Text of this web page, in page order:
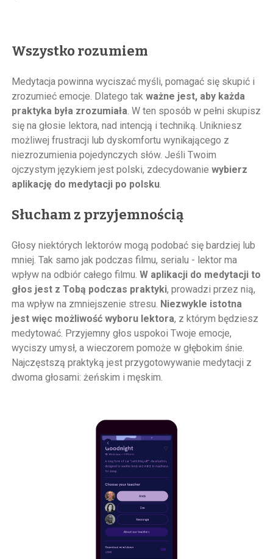
Wszystko rozumiem
Medytacja powinna wyciszać myśli, pomagać się skupić i
zrozumieć emocje. Dlatego tak ważne jest, aby każda
praktyka była zrozumiała. W ten sposób w pełni skupisz
się na głosie lektora, nad intencją i techniką. Unikniesz
możliwej frustracji lub dyskomfortu wynikającego z
niezrozumienia pojedynczych słów. Jeśli Twoim
ojczystym językiem jest polski, zdecydowanie wybierz
aplikację do medytacji po polsku.
Słucham z przyjemnością
Głosy niektórych lektorów mogą podobać się bardziej lub
mniej. Tak samo jak podczas filmu, serialu - lektor ma
wpływ na odbiór całego filmu. W aplikacji do medytacji to
głos jest z Tobą podczas praktyki, prowadzi przez nią,
ma wpływ na zmniejszenie stresu. Niezwykle istotna
jest więc możliwość wyboru lektora, z którym będziesz
medytować. Przyjemny głos uspokoi Twoje emocje,
wyciszy umysł, a wieczorem pomoże w głębokim śnie.
Najczęstszą praktyką jest przygotowywanie medytacji z
dwoma głosami: żeńskim i męskim.